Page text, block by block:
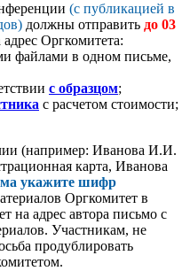
(с публикацией в
должны отправить до 03
адрес Оргкомитета:
файлами в одном письме,
с образцом;
с расчетом стоимости;
(например: Иванова И.И.
карта, Иванова
укажите шифр
Оргкомитет в
на адрес автора письмо с
Участникам, не
продублировать